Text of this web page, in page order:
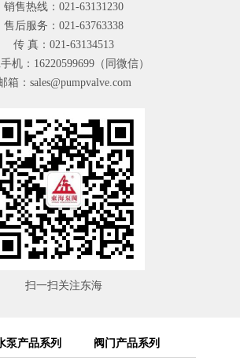
销售热线：021-63131230
售后服务：021-63763338
传 真：021-63134513
机：16220599699（同微信）
箱：sales@pumpvalve.com
扫一扫关注东海
泵产品系列 阀门产品系列